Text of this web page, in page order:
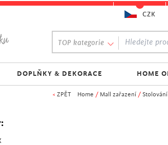
< ZPĚT Home / Mall zařazení /
TOP kategorie
DOPLŇKY & DEKORACE HOME
CZK